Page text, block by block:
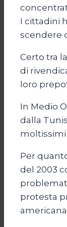
I cittadini
scendere
Certo tra
di
loro
In Medio
dalla
Per
del 2003
protesta